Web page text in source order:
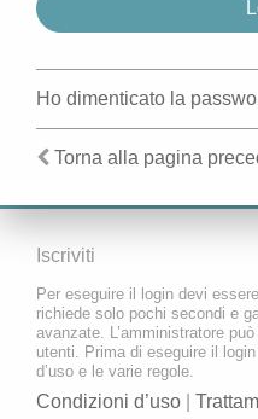
Ho dimenticato la
Torna alla pagina
Iscriviti
Per eseguire il login devi
richiede solo pochi secondi e
avanzate. L’amministratore
utenti. Prima di eseguire il
d’uso e le varie regole.
Condizioni d’uso